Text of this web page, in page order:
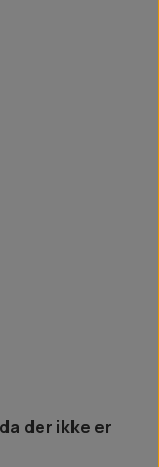
der ikke er